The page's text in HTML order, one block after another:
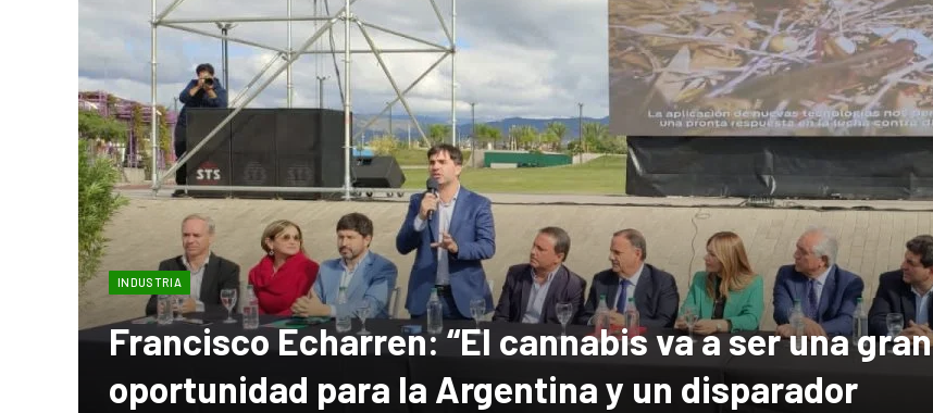
INDUSTRIA
Francisco Echarren: “El cannabis va a ser una gran
oportunidad para la Argentina y un disparador